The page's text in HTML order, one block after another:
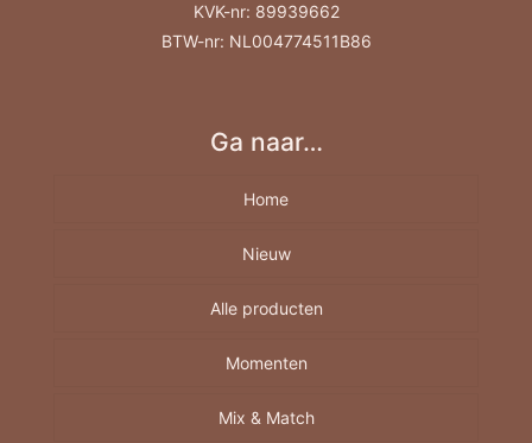
KVK-nr: 89939662
BTW-nr: NL004774511B86
Ga naar…
Home
Nieuw
Alle producten
Borrelplank
Berkenhout A4-A5-A6
Momenten
Feestdagen
Mix & Match